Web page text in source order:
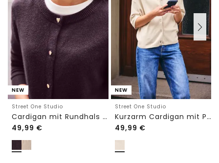
NEW
Street One Studio
Cardigan mit Rundhals und Knöpfen
49,99 €
NEW
Street One Studio
Kurzarm Cardigan mit Polokragen
49,99 €